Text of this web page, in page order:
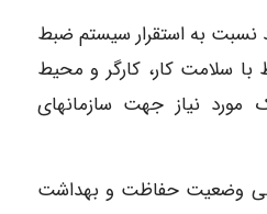
نسبت به استقرار سیستم ضبط
با سلامت کار، کارگر و محیط
مورد نیاز جهت سازمانهای
وضعیت حفاظت و بهداشت